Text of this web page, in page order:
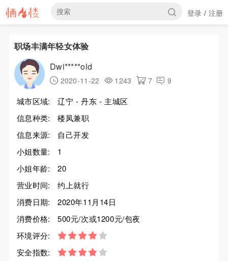
登录 / 注册
职场丰满年轻女体验
Dwi*****old
2020-11-22 1243 7 9
城市区域:
辽宁 - 丹东 - 主城区
信息种类:
楼凤兼职
信息来源:
自己开发
小姐数量:
1
小姐年龄:
20
营业时间:
约上就行
消费日期:
2020年11月14日
消费价格:
500元/次或1200元/包夜
环境评分:
安全指数: